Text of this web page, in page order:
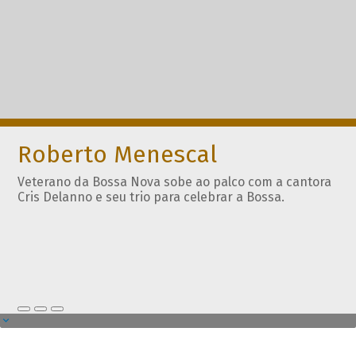
Roberto Menescal
Veterano da Bossa Nova sobe ao palco com a cantora
Cris Delanno e seu trio para celebrar a Bossa.